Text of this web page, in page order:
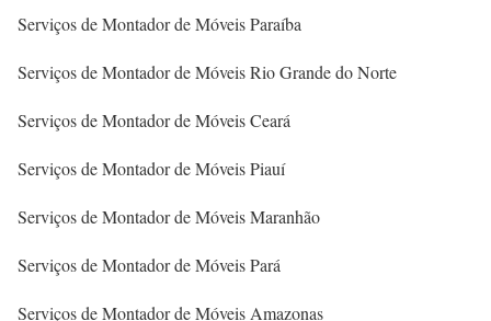
Serviços de Montador de Móveis Paraíba
Serviços de Montador de Móveis Rio Grande do Norte
Serviços de Montador de Móveis Ceará
Serviços de Montador de Móveis Piauí
Serviços de Montador de Móveis Maranhão
Serviços de Montador de Móveis Pará
Serviços de Montador de Móveis Amazonas